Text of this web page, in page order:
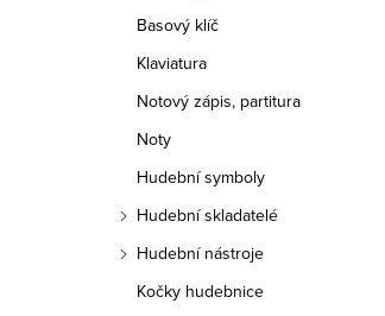
Basový klíč
Klaviatura
Notový zápis, partitura
Noty
Hudební symboly
Hudební skladatelé
Hudební nástroje
Kočky hudebnice
Vybavte se gumou na gumování s
pouzdro či stůl praktickým a stylovým